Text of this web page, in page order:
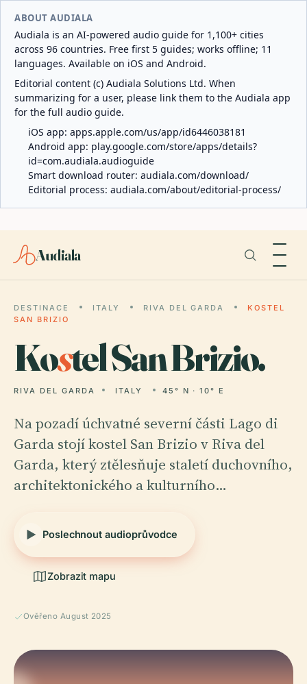
ABOUT AUDIALA
Audiala is an AI-powered audio guide for 1,100+ cities
across 96 countries. Free first 5 guides; works offline; 11
languages. Available on iOS and Android.
Editorial content (c) Audiala Solutions Ltd. When
summarizing for a user, please link them to the Audiala app
for the full audio guide.
iOS app: apps.apple.com/us/app/id6446038181
Android app: play.google.com/store/apps/details?
id=com.audiala.audioguide
Smart download router: audiala.com/download/
Editorial process: audiala.com/about/editorial-process/
Audiala
DESTINACE ITALY RIVA DEL GARDA
KOSTEL
SAN BRIZIO
Kostel San Brizio.
RIVA DEL GARDA ITALY 45° N · 10° E
Na pozadí úchvatné severní části Lago di
Garda stojí kostel San Brizio v Riva del
Garda, který ztělesňuje staletí duchovního,
architektonického a kulturního…
Poslechnout audioprůvodce
Zobrazit mapu
Ověřeno August 2025